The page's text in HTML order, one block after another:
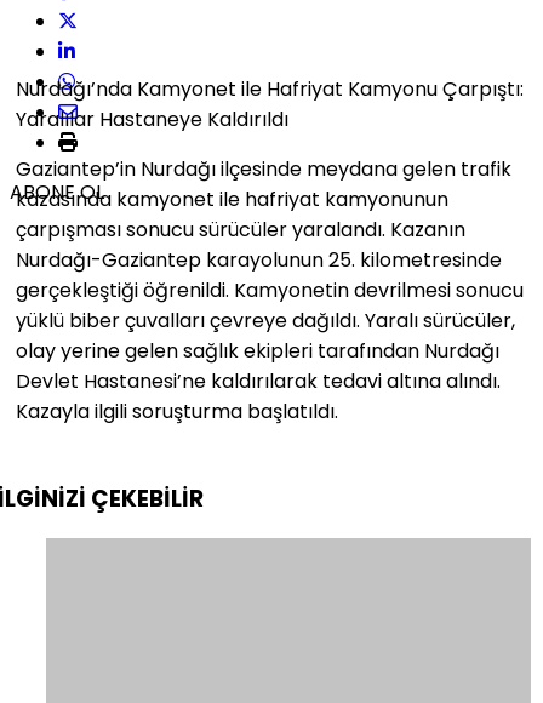
ABONE OL
Nurdağı’nda Kamyonet ile Hafriyat Kamyonu Çarpıştı:
Yaralılar Hastaneye Kaldırıldı
Gaziantep’in Nurdağı ilçesinde meydana gelen trafik
kazasında kamyonet ile hafriyat kamyonunun
çarpışması sonucu sürücüler yaralandı. Kazanın
Nurdağı-Gaziantep karayolunun 25. kilometresinde
gerçekleştiği öğrenildi. Kamyonetin devrilmesi sonucu
yüklü biber çuvalları çevreye dağıldı. Yaralı sürücüler,
olay yerine gelen sağlık ekipleri tarafından Nurdağı
Devlet Hastanesi’ne kaldırılarak tedavi altına alındı.
Kazayla ilgili soruşturma başlatıldı.
ÇEKEBİLİR